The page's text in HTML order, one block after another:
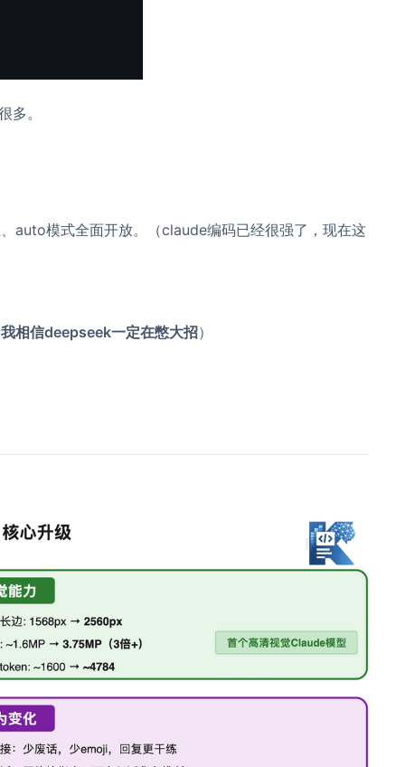
多。
auto模式全面开放。（claude编码已经很强了，现在这
相信deepseek一定在憋大招）